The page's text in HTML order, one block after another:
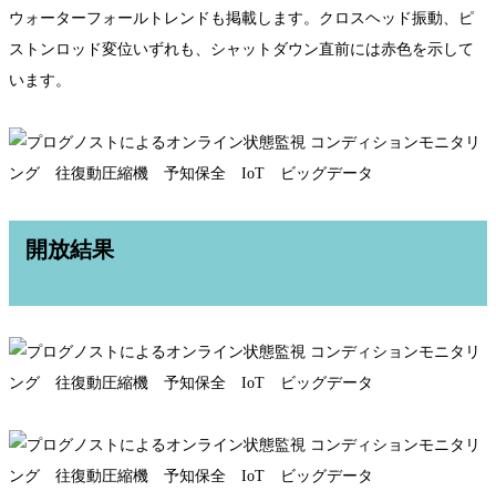
ウォーターフォールトレンドも掲載します。クロスヘッド振動、ピ
ストンロッド変位いずれも、シャットダウン直前には赤色を示して
います。
開放結果